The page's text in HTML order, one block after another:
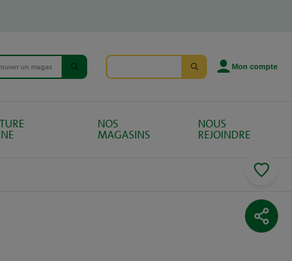
Mon compte
NOS
MAGASINS
NOUS
REJOINDRE